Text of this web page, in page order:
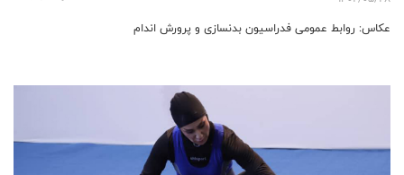
عکاس: روابط عمومی فدراسیون بدنسازی و پرورش اندام